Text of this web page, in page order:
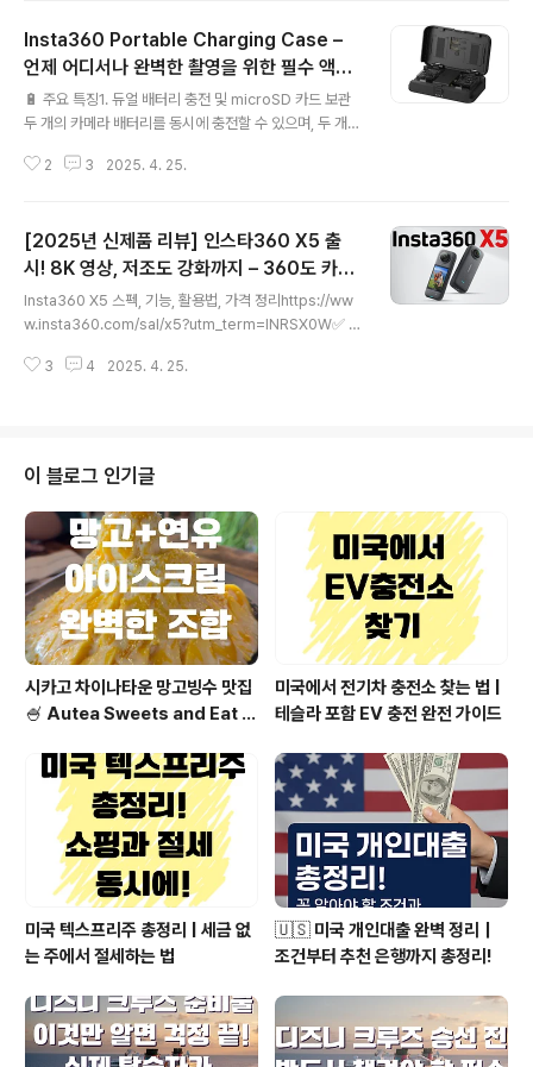
은 무게 25g, 크기 5cm의 초소형 AI 보이스 레코더입니
다. 손목, 목걸이, 옷깃 등 어디에나 착용할 수 있고, 단 한
번의 터치로 녹음이 시작됩니다.박스 구성품은 자석, 핀, 목
걸이, 팔찌, 그리고 NotePin 본체까지, 무려 4가지 착용
방식을 지원해요.개인적으로 저는 팔찌형태로 가장 많이
사용했습니다. 눈에 띄지 않고 바로 ..
Insta360 Portable Charging Case –
언제 어디서나 완벽한 촬영을 위한 필수 액세
서리!
🔋 주요 특징1. 듀얼 배터리 충전 및 microSD 카드 보관
두 개의 카메라 배터리를 동시에 충전할 수 있으며, 두 개의
어 있습니다 .​2. 광범위한 호환성Insta360 Ace Pro 2,
장된 10,000mAh 배터리는 카메라뿐만 아니라 USB-C
포트를 통해 스마트폰 등 다른 기기도 충전할 수 있습니다 .​
4. 휴대성과 견고한 디자인컴팩트한 크기(133 x 80 x 30
mm)와 283g의 무게로 휴대가 용이하며, 견고한 플라스
.​5. LED 충전 상태 ..
2 3 2025. 4. 25.
[2025년 신제품 리뷰] 인스타360 X5 출
시! 8K 영상, 저조도 강화까지 – 360도 카메
라의 새로운 기준
Insta360 X5 스펙, 기능, 활용법, 가격 정리https://ww
w.insta360.com/sal/x5?utm_term=INRSX0W✅ 인
0도 카메라 시장의 선두주자 Insta360에서 새로운 플래
물론 일반 사용자들 사이에서도 큰 기대를 모으고 있습니
다.🔍 Insta360 X5 스펙 요약표항목내용센서듀얼 1/1.2
8" 센서 (X4보다 144% 커짐)영상 해상도8K 30fps / 5.
7K 60fps / 4K 120fps사진 해상도72MP배터리240
0..
3 4 2025. 4. 25.
이 블로그 인기글
시카고 차이나타운 망고빙수 맛집
🍧 Autea Sweets and Eat 방
미국에서 전기차 충전소 찾는 법 |
테슬라 포함 EV 충전 완전 가이드
미국 텍스프리주 총정리 | 세금 없
는 주에서 절세하는 법
🇺🇸 미국 개인대출 완벽 정리｜
조건부터 추천 은행까지 총정리!